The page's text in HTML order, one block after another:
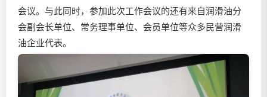
会议。与此同时，参加此次工作会议的还有来自润滑油分
会副会长单位、常务理事单位、会员单位等众多民营润滑
油企业代表。